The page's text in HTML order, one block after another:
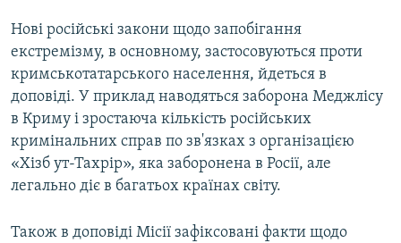
Нові російські закони щодо запобігання
екстремізму, в основному, застосовуються проти
кримськотатарського населення, йдеться в
доповіді. У приклад наводяться заборона Меджлісу
в Криму і зростаюча кількість російських
кримінальних справ по зв'язках з організацією
«Хізб ут-Тахрір», яка заборонена в Росії, але
легально діє в багатьох країнах світу.
Також в доповіді Місії зафіксовані факти щодо